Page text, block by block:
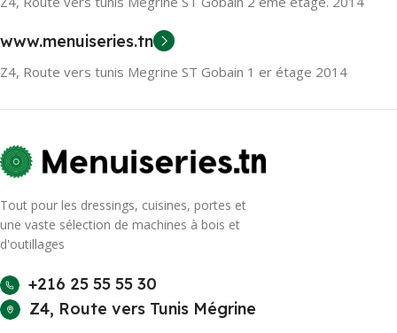
www.menuiseries.tn
Z4, Route vers tunis Megrine ST Gobain 1 er étage 2014
Tout pour les dressings, cuisines, portes et
une vaste sélection de machines à bois et
d'outillages
+216 25 55 55 30
Z4, Route vers Tunis Mégrine